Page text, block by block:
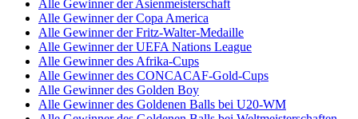
Alle Gewinner der Asienmeisterschaft
Alle Gewinner der Copa America
Alle Gewinner der Fritz-Walter-Medaille
Alle Gewinner der UEFA Nations League
Alle Gewinner des Afrika-Cups
Alle Gewinner des CONCACAF-Gold-Cups
Alle Gewinner des Golden Boy
Alle Gewinner des Goldenen Balls bei U20-WM